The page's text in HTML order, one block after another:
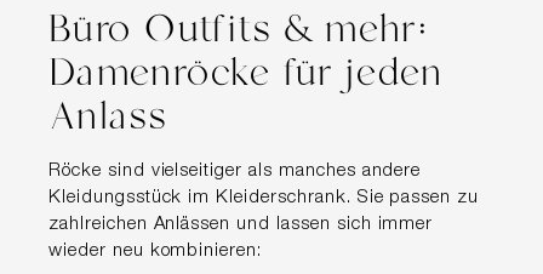
Büro Outfits & mehr:
Damenröcke für jeden
Anlass
Röcke sind vielseitiger als manches andere
Kleidungsstück im Kleiderschrank. Sie passen zu
zahlreichen Anlässen und lassen sich immer
wieder neu kombinieren: